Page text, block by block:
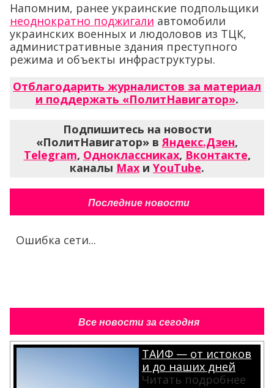
Напомним, ранее украинские подпольщики
неоднократно поджигали автомобили
украинских военных и людоловов из ТЦК,
административные здания преступного
режима и объекты инфраструктуры.
Отблагодарить журналистов за материал
и поддержать «ПолитНавигатор».
Подпишитесь на новости
«ПолитНавигатор» вЯндекс.Дзен,
Telegram, Одноклассниках, Вконтакте,
каналы Max и YouTube.
Последние новости
Ошибка сети...
Все новости за сегодня
ТАИФ — от истоков
и до наших дней
Читать подробнее